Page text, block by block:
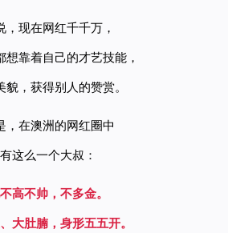
，现在网红千千万，
想靠着自己的才艺技能，
貌，获得别人的赞赏。
，在澳洲的网红圈中
有这么一个大叔：
高不帅，不多金。
大肚腩， 身形五五开。